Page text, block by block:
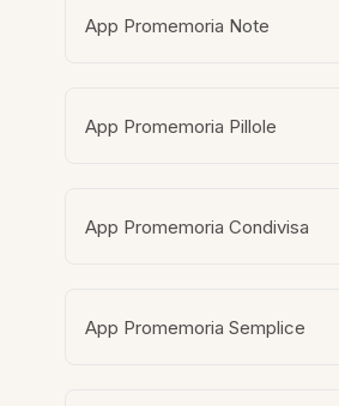
App Promemoria Note
App Promemoria Pillole
App Promemoria Condivisa
App Promemoria Semplice